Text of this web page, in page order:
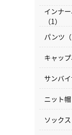
インナ
（1）
パンツ（
キャッ
サンバイ
ニット帽
ソックス